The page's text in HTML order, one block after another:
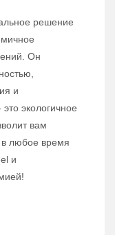
решение
Он
и
экологичное
вам
любое время
и